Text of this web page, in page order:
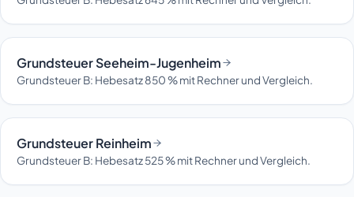
Grundsteuer Seeheim-Jugenheim
Grundsteuer B: Hebesatz 850 % mit Rechner und Vergleich.
Grundsteuer Reinheim
Grundsteuer B: Hebesatz 525 % mit Rechner und Vergleich.